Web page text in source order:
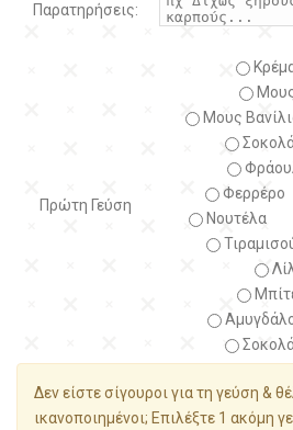
Παρατηρήσεις:
Πρώτη Γεύση
Μους
Φερρέρο
Νουτέλα
Δεν είστε σίγουροι για τη γεύση &
ικανοποιημένοι; Επιλέξτε 1 ακόμη